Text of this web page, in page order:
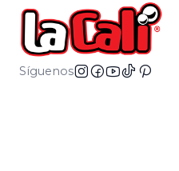
Síguenos